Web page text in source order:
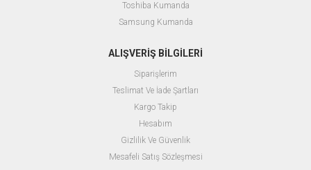
Toshiba Kumanda
Samsung Kumanda
ALIŞVERİŞ BİLGİLERİ
Siparişlerim
Teslimat Ve İade Şartları
Kargo Takip
Hesabım
Gizlilik Ve Güvenlik
Mesafeli Satış Sözleşmesi